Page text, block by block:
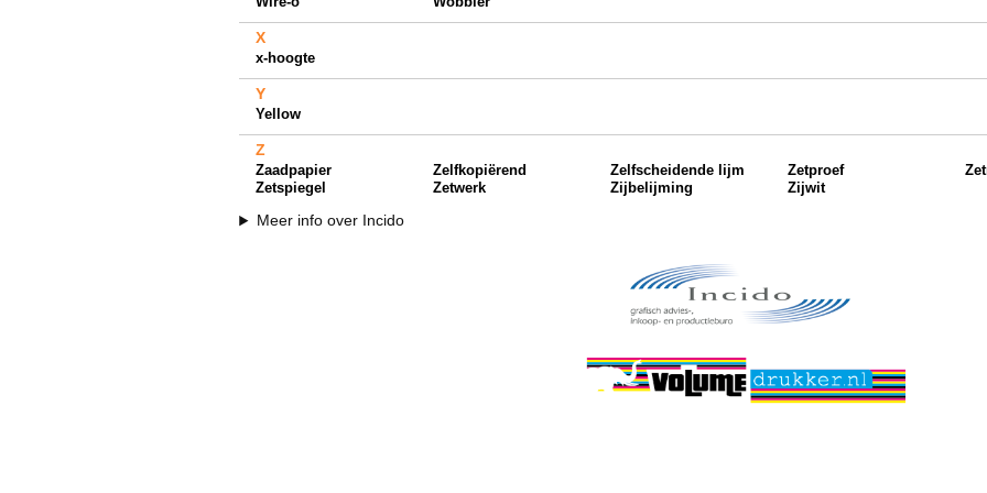
X
x-hoogte
Y
Yellow
Z
Zaadpapier Zelfkopiërend Zelfscheidende lijm Zetproef
Zetspiegel
Zetwerk Zijbelijming Zijwit
Meer info over Incido